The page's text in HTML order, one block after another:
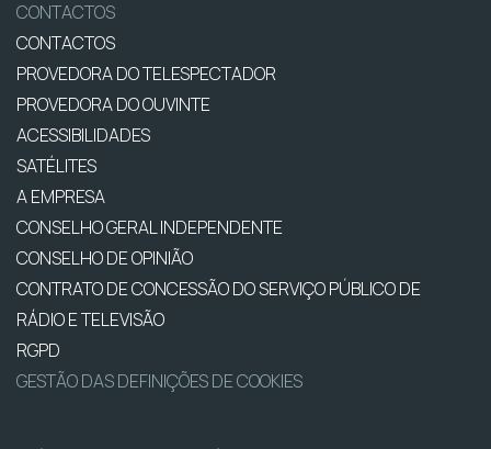
CONTACTOS
CONTACTOS
PROVEDORA DO TELESPECTADOR
PROVEDORA DO OUVINTE
ACESSIBILIDADES
SATÉLITES
A EMPRESA
CONSELHO GERAL INDEPENDENTE
CONSELHO DE OPINIÃO
CONTRATO DE CONCESSÃO DO SERVIÇO PÚBLICO DE
RÁDIO E TELEVISÃO
RGPD
GESTÃO DAS DEFINIÇÕES DE COOKIES